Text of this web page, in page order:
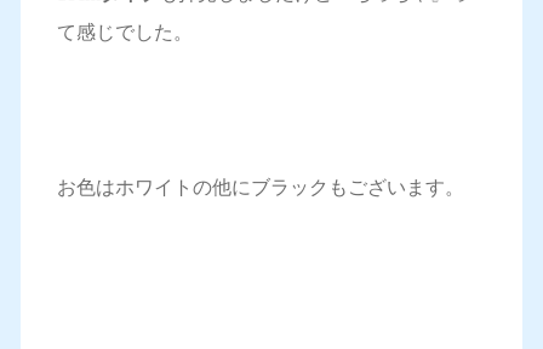
て感じでした。
お色はホワイトの他にブラックもございます。